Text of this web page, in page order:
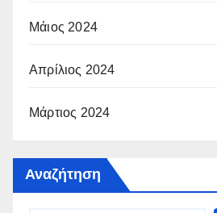
Μάιος 2024
Απρίλιος 2024
Μάρτιος 2024
Αναζήτηση